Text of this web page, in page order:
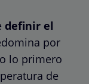
definir el
por
lo primero
de